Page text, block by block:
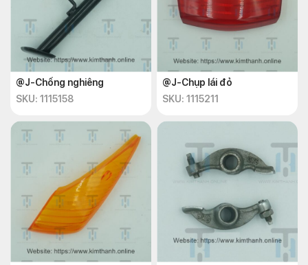
@J-Chống nghiêng
SKU: 1115158
@J-Chụp lái đỏ
SKU: 1115211